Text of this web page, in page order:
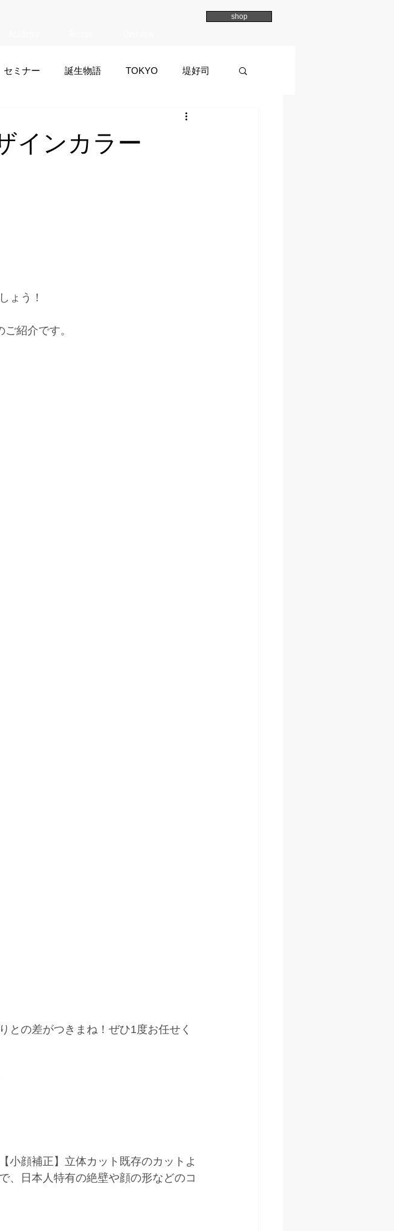
shop
セミナー 誕生物語 TOKYO 堤好司
イマイマユ
インカラー
ょう！
紹介です。
との差がつきまね！ぜひ1度お任せく
顔補正】立体カット既存のカットよ
、日本人特有の絶壁や顔の形などのコ